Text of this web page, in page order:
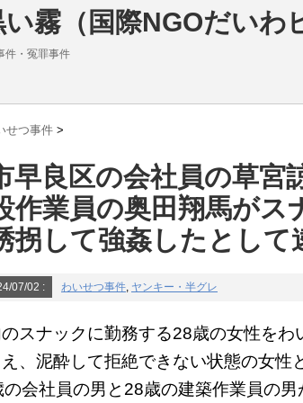
い霧（国際NGOだいわ
件・冤罪事件
せつ事件 >
早良区の会社員の草宮
作業員の奥田翔馬がス
拐して強姦したとして
07/02 : わいせつ事件, ヤンキー・半グレ
スナックに勤務する28歳の女性をわ
、泥酔して拒絶できない状態の女性
会社員の男と28歳の建築作業員の男